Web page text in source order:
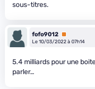
sous-titres.
fofo9012 Premium
Le 10/03/2022 à 07h14
5.4 milliards pour une
parler…